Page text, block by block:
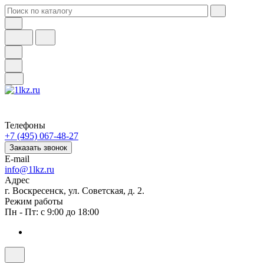
Телефоны
+7 (495) 067-48-27
Заказать звонок
E-mail
info@1lkz.ru
Адрес
г. Воскресенск, ул. Советская, д. 2.
Режим работы
Пн - Пт: с 9:00 до 18:00